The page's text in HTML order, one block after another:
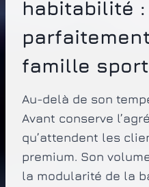
habitabilité
famille
Au-delà de son
Avant conserve
qu’attendent les
premium. Son
la modularité de la